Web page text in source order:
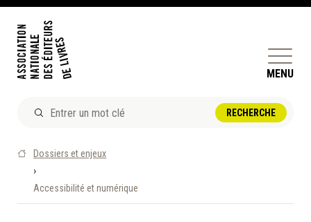
MENU
DOSSIERS ET ENJEUX
ÊTRE ÉDITEUR·TRICE
Dossiers et enjeux
›
Accessibilité et numérique